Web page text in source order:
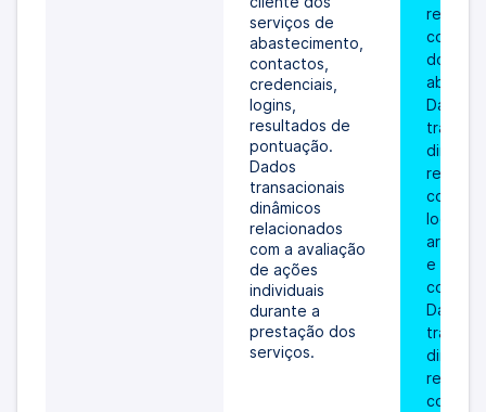
serviços de
abastecimento,
contactos,
credenciais,
logins,
resultados de
pontuação.
Dados
transacionais
dinâmicos
relacionados
com a avaliação
de ações
individuais
durante a
prestação dos
serviços.
com a
do
Dados
com
e
Dados
com a